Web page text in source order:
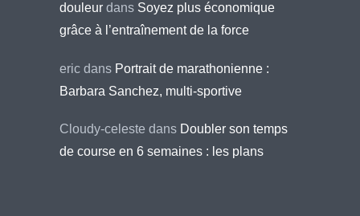
douleur dans Soyez plus économique
grâce à l’entraînement de la force
eric dans Portrait de marathonienne :
Barbara Sanchez, multi-sportive
Cloudy-celeste dans Doubler son temps
de course en 6 semaines : les plans